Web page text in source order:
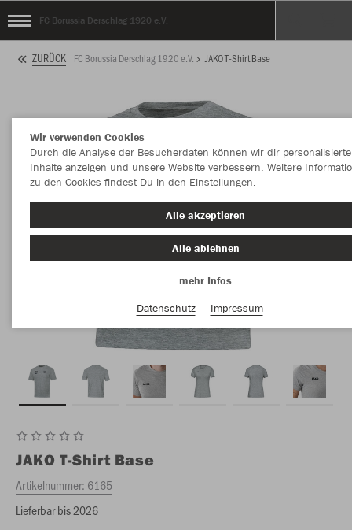
FC Borussia Derschlag 1920 e.V.
ZURÜCK FC Borussia Derschlag 1920 e.V. JAKO T-Shirt Base
JAKO T-Shirt Base
Artikelnummer: 6165
Lieferbar bis 2026
Wir verwenden Cookies
Durch die Analyse der Besucherdaten können wir dir personalisierte
Inhalte anzeigen und unsere Website verbessern. Weitere
zu den Cookies findest Du in den Einstellungen.
Alle akzeptieren
Alle ablehnen
mehr Infos
Datenschutz
Impressum